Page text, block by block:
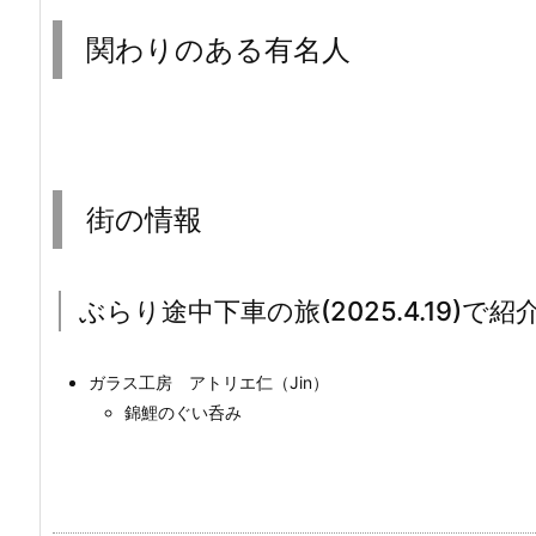
関わりのある有名人
街の情報
ぶらり途中下車の旅(2025.4.19)で紹
ガラス工房 アトリエ仁（Jin）
錦鯉のぐい呑み